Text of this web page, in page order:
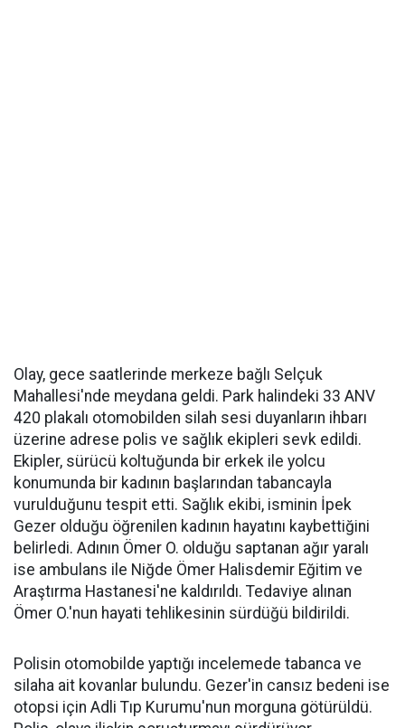
Olay, gece saatlerinde merkeze bağlı Selçuk
Mahallesi'nde meydana geldi. Park halindeki 33 ANV
420 plakalı otomobilden silah sesi duyanların ihbarı
üzerine adrese polis ve sağlık ekipleri sevk edildi.
Ekipler, sürücü koltuğunda bir erkek ile yolcu
konumunda bir kadının başlarından tabancayla
vurulduğunu tespit etti. Sağlık ekibi, isminin İpek
Gezer olduğu öğrenilen kadının hayatını kaybettiğini
belirledi. Adının Ömer O. olduğu saptanan ağır yaralı
ise ambulans ile Niğde Ömer Halisdemir Eğitim ve
Araştırma Hastanesi'ne kaldırıldı. Tedaviye alınan
Ömer O.'nun hayati tehlikesinin sürdüğü bildirildi.
Polisin otomobilde yaptığı incelemede tabanca ve
silaha ait kovanlar bulundu. Gezer'in cansız bedeni ise
otopsi için Adli Tıp Kurumu'nun morguna götürüldü.